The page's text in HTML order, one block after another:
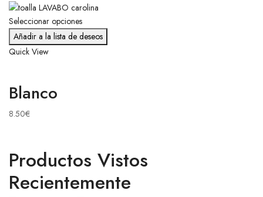
Seleccionar opciones
Añadir a la lista de deseos
Quick View
Blanco
8.50€
Productos Vistos
Recientemente